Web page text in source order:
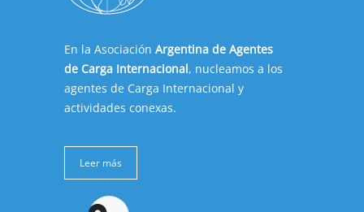
En la Asociación Argentina de Agentes
de Carga Internacional, nucleamos a los
agentes de Carga Internacional y
actividades conexas.
Leer más